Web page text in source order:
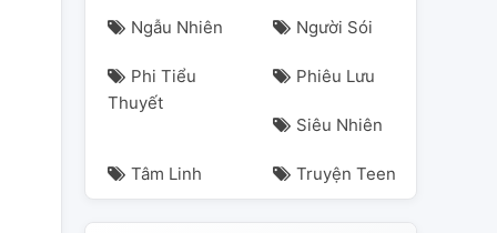
Ngẫu Nhiên Người Sói
Phi Tiểu
Thuyết
Phiêu Lưu
Siêu Nhiên
Tâm Linh Truyện Teen